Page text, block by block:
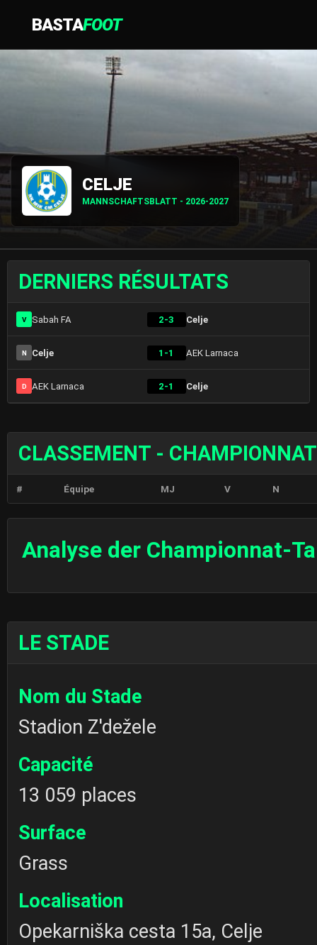
BASTAFOOT
CELJE
MANNSCHAFTSBLATT - 2026-2027
DERNIERS RÉSULTATS
V Sabah FA 2-3 Celje
N Celje 1-1 AEK Larnaca
D AEK Larnaca 2-1 Celje
CLASSEMENT - CHAMPIONNAT
# Équipe MJ V N
Analyse der Championnat-
LE STADE
Nom du Stade
Stadion Z'dežele
Capacité
13 059 places
Surface
Grass
Localisation
Opekarniška cesta 15a, Celje